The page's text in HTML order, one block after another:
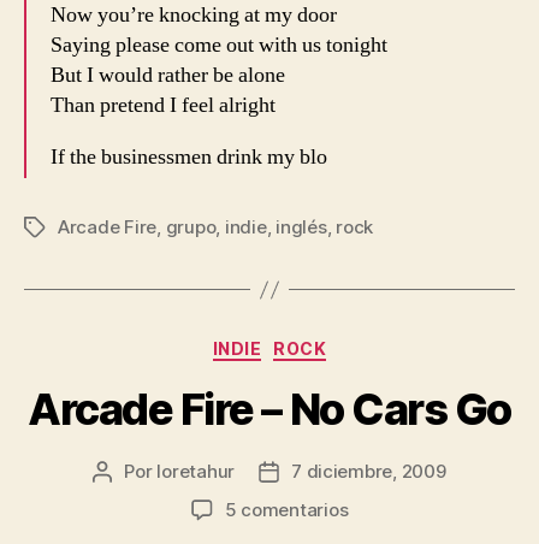
Now you’re knocking at my door
Saying please come out with us tonight
But I would rather be alone
Than pretend I feel alright
If the businessmen drink my blo
Etiquetas
Arcade Fire, grupo, indie, inglés, rock
Categorías
INDIE ROCK
Arcade Fire – No Cars Go
Autor
Por loretahur
Fecha7 diciembre, 2009
5 comentariosen